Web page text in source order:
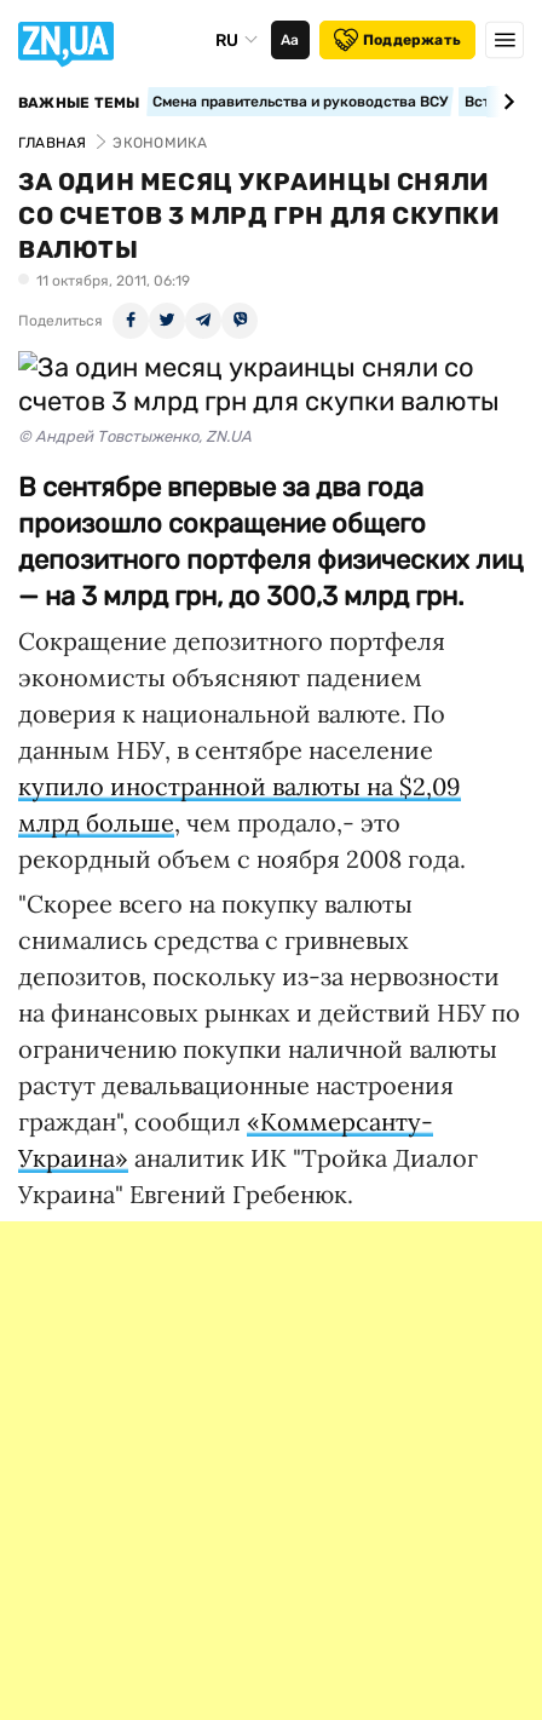
RU Аа Поддержать
ВАЖНЫЕ ТЕМЫ Смена правительства и руководства ВСУ
ГЛАВНАЯ ЭКОНОМИКА
ЗА ОДИН МЕСЯЦ УКРАИНЦЫ СНЯЛИ
СО СЧЕТОВ 3 МЛРД ГРН ДЛЯ СКУПКИ
ВАЛЮТЫ
11 октября, 2011, 06:19
Поделиться
© Андрей Товстыженко, ZN.UA
В сентябре впервые за два года
произошло сокращение общего
депозитного портфеля физических лиц
— на 3 млрд грн, до 300,3 млрд грн.
Сокращение депозитного портфеля
экономисты объясняют падением
доверия к национальной валюте. По
данным НБУ, в сентябре население
купило иностранной валюты на $2,09
млрд больше, чем продало,- это
рекордный объем с ноября 2008 года.
"Скорее всего на покупку валюты
снимались средства с гривневых
депозитов, поскольку из-за нервозности
на финансовых рынках и действий НБУ по
ограничению покупки наличной валюты
растут девальвационные настроения
граждан", сообщил «Коммерсанту-
Украина» аналитик ИК "Тройка Диалог
Украина" Евгений Гребенюк.